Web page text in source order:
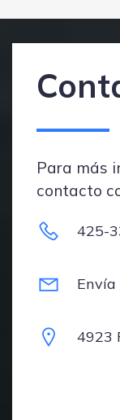
Para más
contacto
425-
4923